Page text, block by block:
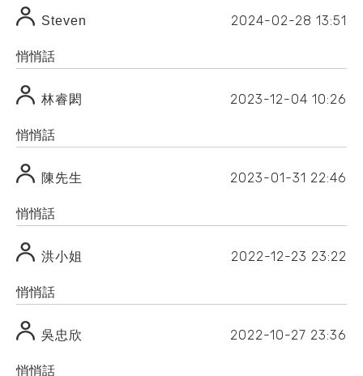
Steven 2024-02-28 13:51
悄悄話
林睿閎 2023-12-04 10:26
悄悄話
陳先生 2023-01-31 22:46
悄悄話
洪小姐 2022-12-23 23:22
悄悄話
吳忠欣 2022-10-27 23:36
悄悄話